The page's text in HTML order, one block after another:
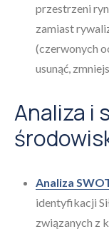
przestrzeni
zamiast
(czerwonych
usunąć,
Analiza i
Analiza
identyfikacji
związanych z